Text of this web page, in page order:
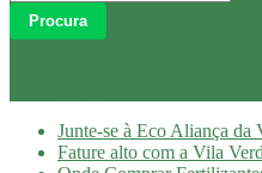
Procura
Junte-se à Eco Aliança da
Fature alto com a Vila